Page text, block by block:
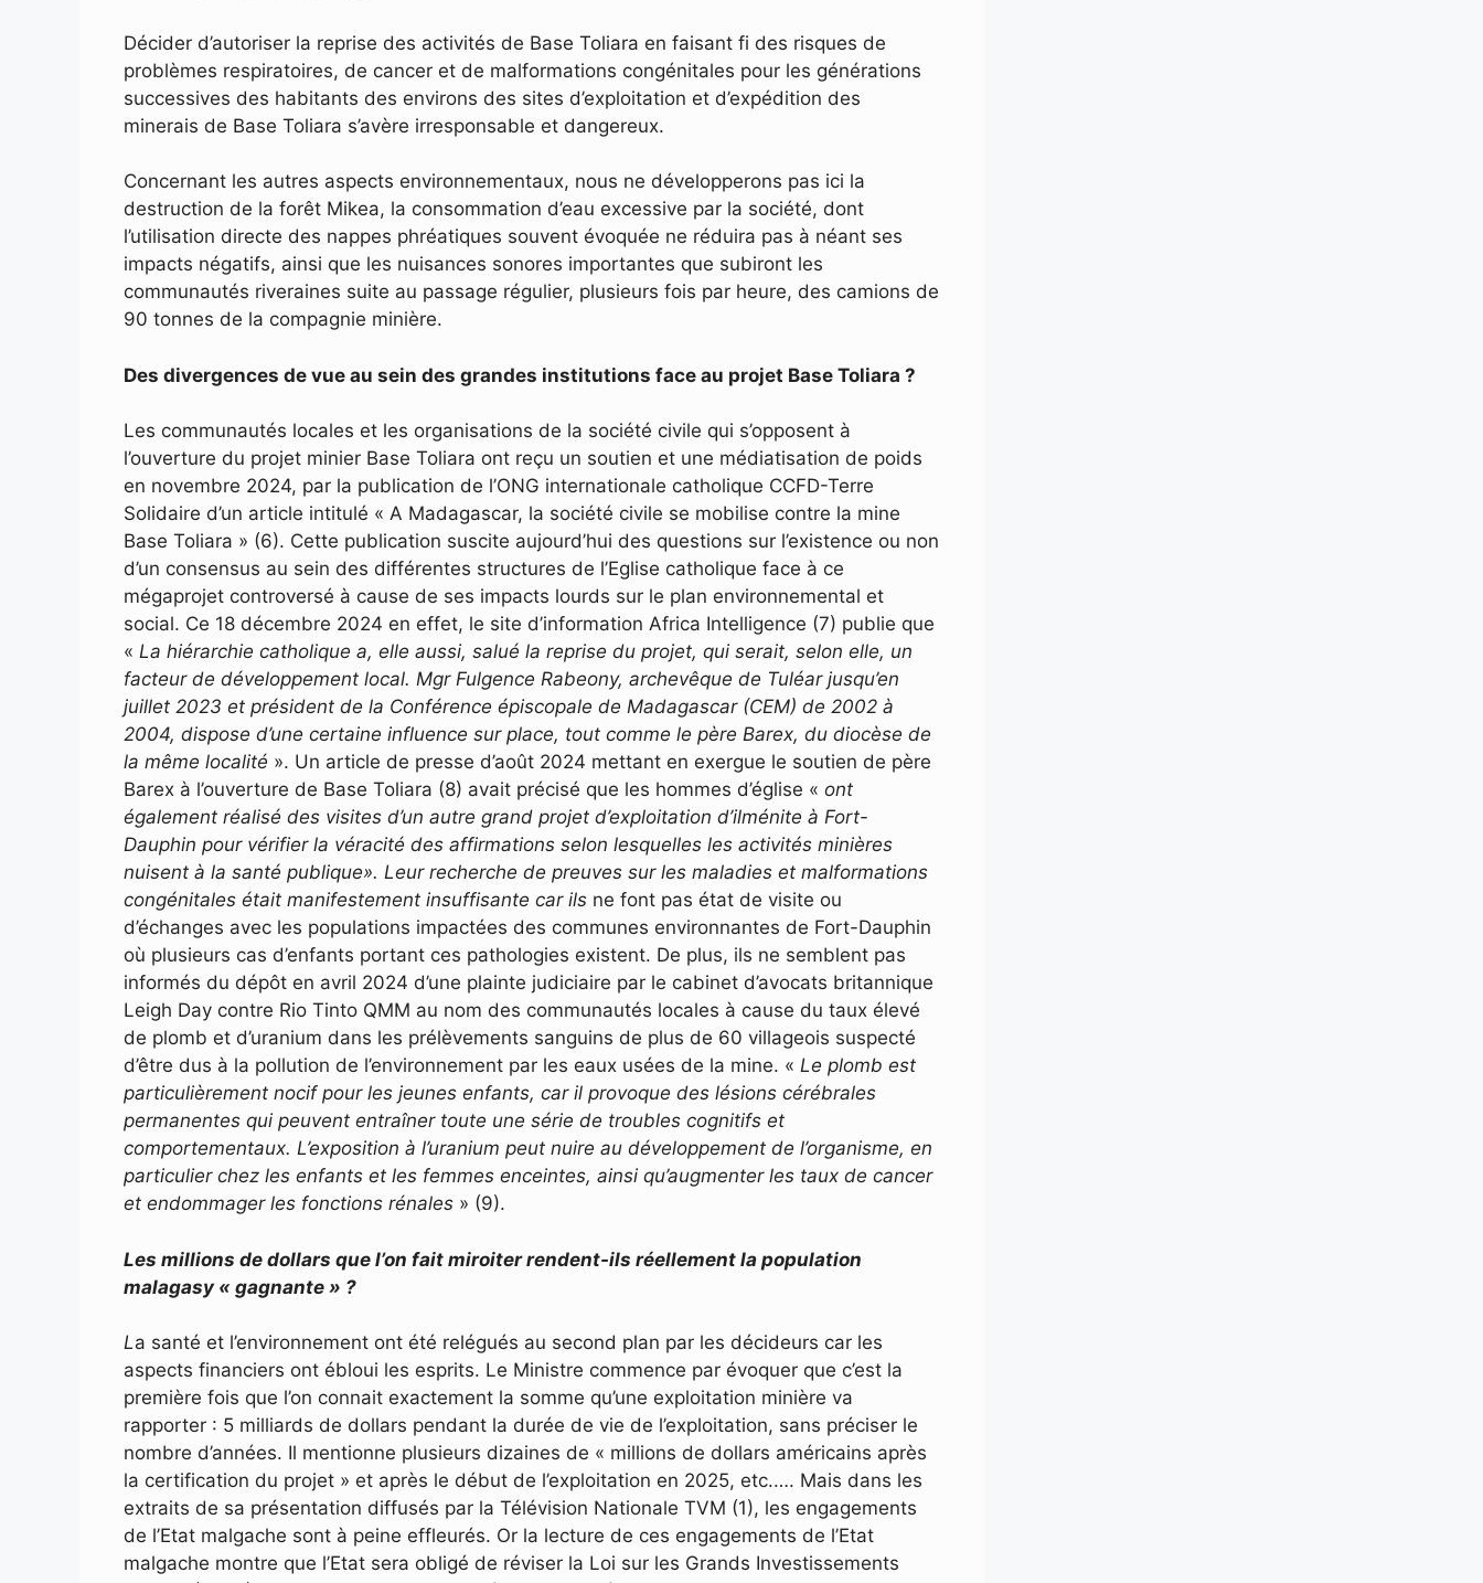
Décider d’autoriser la reprise des activités de Base Toliara en faisant fi des risques de
problèmes respiratoires, de cancer et de malformations congénitales pour les générations
successives des habitants des environs des sites d’exploitation et d’expédition des
minerais de Base Toliara s’avère irresponsable et dangereux.
Concernant les autres aspects environnementaux, nous ne développerons pas ici la
destruction de la forêt Mikea, la consommation d’eau excessive par la société, dont
l’utilisation directe des nappes phréatiques souvent évoquée ne réduira pas à néant ses
impacts négatifs, ainsi que les nuisances sonores importantes que subiront les
communautés riveraines suite au passage régulier, plusieurs fois par heure, des camions de
90 tonnes de la compagnie minière.
Des divergences de vue au sein des grandes institutions face au projet Base Toliara ?
Les communautés locales et les organisations de la société civile qui s’opposent à
l’ouverture du projet minier Base Toliara ont reçu un soutien et une médiatisation de poids
en novembre 2024, par la publication de l’ONG internationale catholique CCFD-Terre
Solidaire d’un article intitulé « A Madagascar, la société civile se mobilise contre la mine
Base Toliara » (6). Cette publication suscite aujourd’hui des questions sur l’existence ou non
d’un consensus au sein des différentes structures de l’Eglise catholique face à ce
mégaprojet controversé à cause de ses impacts lourds sur le plan environnemental et
social. Ce 18 décembre 2024 en effet, le site d’information Africa Intelligence (7) publie que
« La hiérarchie catholique a, elle aussi, salué la reprise du projet, qui serait, selon elle, un
facteur de développement local. Mgr Fulgence Rabeony, archevêque de Tuléar jusqu’en
juillet 2023 et président de la Conférence épiscopale de Madagascar (CEM) de 2002 à
2004, dispose d’une certaine influence sur place, tout comme le père Barex, du diocèse de
la même localité ». Un article de presse d’août 2024 mettant en exergue le soutien de père
Barex à l’ouverture de Base Toliara (8) avait précisé que les hommes d’église « ont
également réalisé des visites d’un autre grand projet d’exploitation d’ilménite à Fort-
Dauphin pour vérifier la véracité des affirmations selon lesquelles les activités minières
nuisent à la santé publique». Leur recherche de preuves sur les maladies et malformations
congénitales était manifestement insuffisante car ils ne font pas état de visite ou
d’échanges avec les populations impactées des communes environnantes de Fort-Dauphin
où plusieurs cas d’enfants portant ces pathologies existent. De plus, ils ne semblent pas
informés du dépôt en avril 2024 d’une plainte judiciaire par le cabinet d’avocats britannique
Leigh Day contre Rio Tinto QMM au nom des communautés locales à cause du taux élevé
de plomb et d’uranium dans les prélèvements sanguins de plus de 60 villageois suspecté
d’être dus à la pollution de l’environnement par les eaux usées de la mine. « Le plomb est
particulièrement nocif pour les jeunes enfants, car il provoque des lésions cérébrales
permanentes qui peuvent entraîner toute une série de troubles cognitifs et
comportementaux. L’exposition à l’uranium peut nuire au développement de l’organisme, en
particulier chez les enfants et les femmes enceintes, ainsi qu’augmenter les taux de cancer
et endommager les fonctions rénales » (9).
Les millions de dollars que l’on fait miroiter rendent-ils réellement la population
malagasy « gagnante » ?
La santé et l’environnement ont été relégués au second plan par les décideurs car les
aspects financiers ont ébloui les esprits. Le Ministre commence par évoquer que c’est la
première fois que l’on connait exactement la somme qu’une exploitation minière va
rapporter : 5 milliards de dollars pendant la durée de vie de l’exploitation, sans préciser le
nombre d’années. Il mentionne plusieurs dizaines de « millions de dollars américains après
la certification du projet » et après le début de l’exploitation en 2025, etc.…. Mais dans les
extraits de sa présentation diffusés par la Télévision Nationale TVM (1), les engagements
de l’Etat malgache sont à peine effleurés. Or la lecture de ces engagements de l’Etat
malgache montre que l’Etat sera obligé de réviser la Loi sur les Grands Investissements